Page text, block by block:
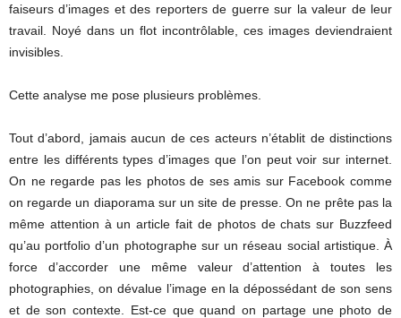
faiseurs d’images et des reporters de guerre sur la valeur de leur
travail. Noyé dans un flot incontrôlable, ces images deviendraient
invisibles.
Cette analyse me pose plusieurs problèmes.
Tout d’abord, jamais aucun de ces acteurs n’établit de distinctions
entre les différents types d’images que l’on peut voir sur internet.
On ne regarde pas les photos de ses amis sur Facebook comme
on regarde un diaporama sur un site de presse. On ne prête pas la
même attention à un article fait de photos de chats sur Buzzfeed
qu’au portfolio d’un photographe sur un réseau social artistique. À
force d’accorder une même valeur d’attention à toutes les
photographies, on dévalue l’image en la dépossédant de son sens
et de son contexte. Est-ce que quand on partage une photo de